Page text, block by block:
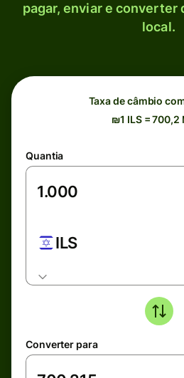
pagar, enviar e converter
local.
Taxa de câmbio
₪1 ILS = 700,2
Quantia
ILS
Converter para